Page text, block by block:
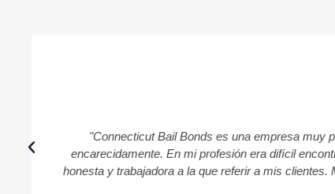
"Connecticut Bail Bonds es una empresa muy
encarecidamente. En mi profesión era difícil
honesta y trabajadora a la que referir a mis